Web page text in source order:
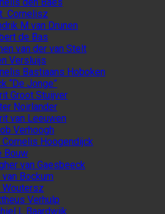
Cornelisz
M van Drunen
de Bas
van der van Stelt
Versluijs
Bastiaans Hoboken
“De Jonge”
Groot Stuijver
Noirlander
van Leeuwen
Verhoogh
Hoogendijck
Bouw
van Gaesbeeck
Bockum
Woutersz
Verhulp
L Baardwijk